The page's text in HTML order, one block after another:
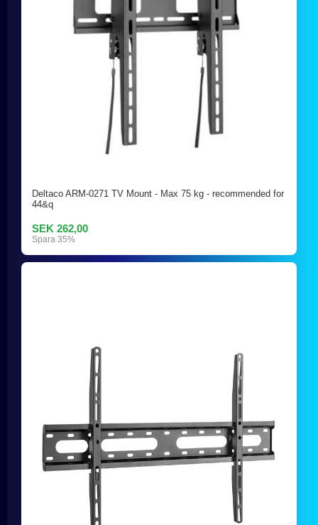
Deltaco ARM-0271 TV Mount - Max 75 kg - recommended for
44&q
SEK 262,00
Spara 35%